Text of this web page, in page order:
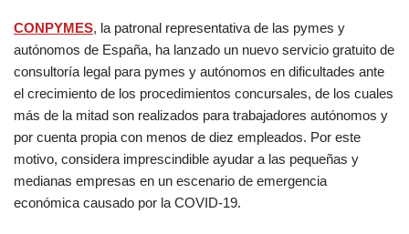
CONPYMES, la patronal representativa de las pymes y
autónomos de España, ha lanzado un nuevo servicio gratuito de
consultoría legal para pymes y autónomos en dificultades ante
el crecimiento de los procedimientos concursales, de los cuales
más de la mitad son realizados para trabajadores autónomos y
por cuenta propia con menos de diez empleados. Por este
motivo, considera imprescindible ayudar a las pequeñas y
medianas empresas en un escenario de emergencia
económica causado por la COVID-19.